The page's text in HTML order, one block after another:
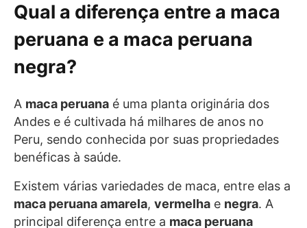
Qual a diferença entre a maca
peruana e a maca peruana
negra?
A maca peruana é uma planta originária dos
Andes e é cultivada há milhares de anos no
Peru, sendo conhecida por suas propriedades
benéficas à saúde.
Existem várias variedades de maca, entre elas a
maca peruana amarela, vermelha e negra. A
principal diferença entre a maca peruana